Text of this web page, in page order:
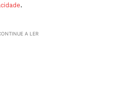
.
A LER